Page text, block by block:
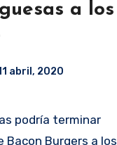
a los
abril, 2020
Burgers a los